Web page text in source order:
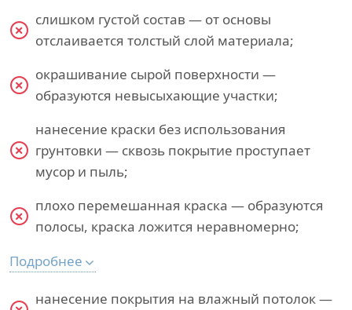
слишком густой состав — от основы
отслаивается толстый слой материала;
окрашивание сырой поверхности —
образуются невысыхающие участки;
нанесение краски без использования
грунтовки — сквозь покрытие проступает
мусор и пыль;
плохо перемешанная краска — образуются
полосы, краска ложится неравномерно;
Подробнее
нанесение покрытия на влажный потолок —